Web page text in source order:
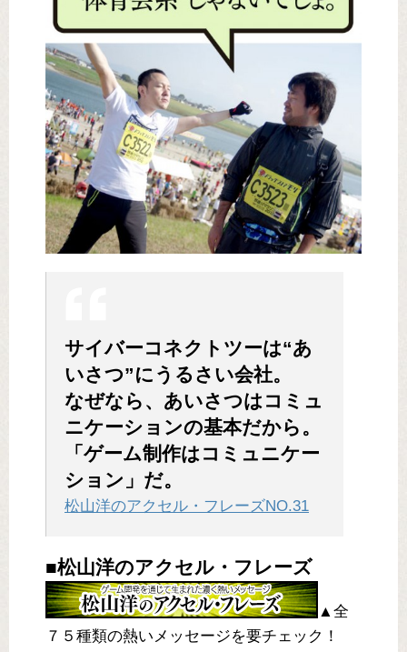
サイバーコネクトツーは“あ
いさつ”にうるさい会社。
なぜなら、あいさつはコミュ
ニケーションの基本だから。
「ゲーム制作はコミュニケー
ション」だ。
松山洋のアクセル・フレーズNO.31
■松山洋のアクセル・フレーズ
▲全
７５種類の熱いメッセージを要チェック！